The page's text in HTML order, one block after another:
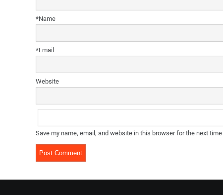
Name
*
Email
*
Website
Save my name, email, and website in this browser for the next